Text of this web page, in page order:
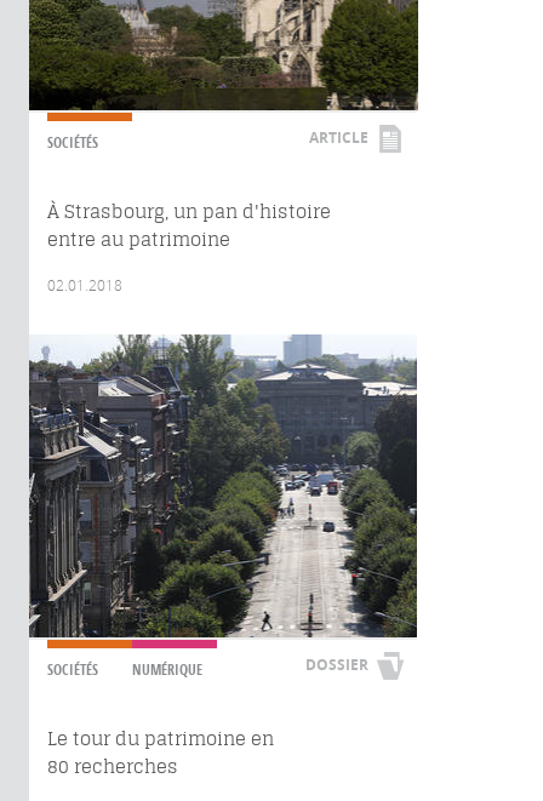
SOCIÉTÉS ARTICLE
À Strasbourg, un pan d'histoire
entre au patrimoine
02.01.2018
SOCIÉTÉS NUMÉRIQUE DOSSIER
Le tour du patrimoine en
80 recherches